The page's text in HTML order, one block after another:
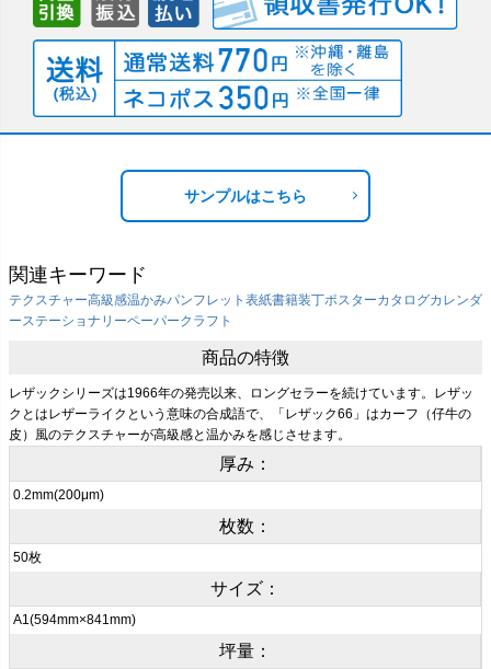
サンプルはこちら
関連キーワード
テクスチャー高級感温かみパンフレット表紙書籍装丁ポスターカタログカレンダ
ーステーショナリーペーパークラフト
商品の特徴
レザックシリーズは1966年の発売以来、ロングセラーを続けています。レザッ
クとはレザーライクという意味の合成語で、「レザック66」はカーフ（仔牛の
皮）風のテクスチャーが高級感と温かみを感じさせます。
厚み：
0.2mm(200μm)
枚数：
50枚
サイズ：
A1(594mm×841mm)
坪量：